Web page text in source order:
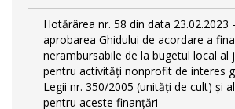
Hotărârea nr. 58 din data 23.02.2023
aprobarea Ghidului de acordare a
nerambursabile de la bugetul local al
pentru activităţi nonprofit de interes
Legii nr. 350/2005 (unități de cult) și
pentru aceste finanțări